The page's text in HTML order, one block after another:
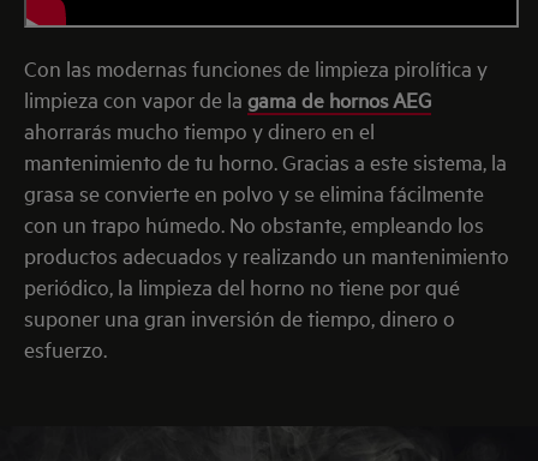
Con las modernas funciones de limpieza pirolítica y
limpieza con vapor de la gama de hornos AEG
ahorrarás mucho tiempo y dinero en el
mantenimiento de tu horno. Gracias a este sistema, la
grasa se convierte en polvo y se elimina fácilmente
con un trapo húmedo. No obstante, empleando los
productos adecuados y realizando un mantenimiento
periódico, la limpieza del horno no tiene por qué
suponer una gran inversión de tiempo, dinero o
esfuerzo.